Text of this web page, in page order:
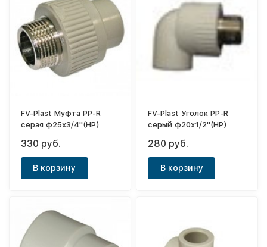
FV-Plast Муфта PP-R
серая ф25х3/4"(НР)
330 руб.
В корзину
FV-Plast Уголок PP-R
серый ф20х1/2"(НР)
280 руб.
В корзину